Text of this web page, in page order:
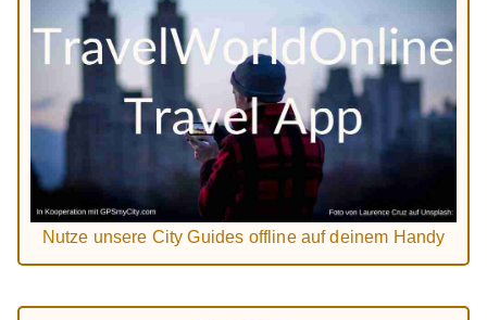
Nutze unsere City Guides offline auf deinem Handy